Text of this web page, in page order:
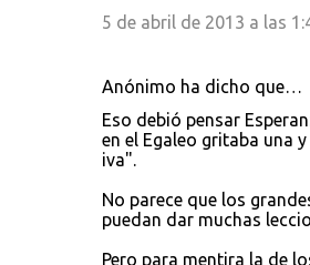
5 de abril de 2013 a las
Anónimo ha dicho que…
Eso debió pensar
en el Egaleo gritaba una
iva".
No parece que los
puedan dar muchas
Pero para mentira la de